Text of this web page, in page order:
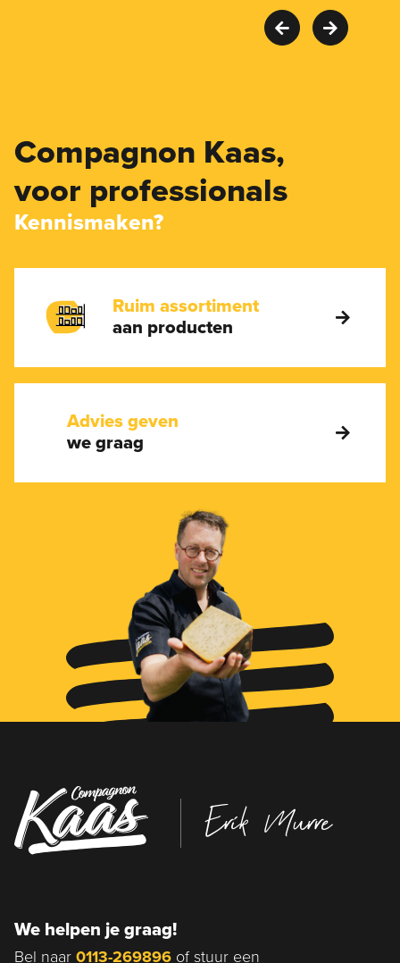
Compagnon Kaas,
voor professionals
Kennismaken?
Ruim assortiment
aan producten
Advies geven
we graag
Erik Murre
We helpen je graag!
Bel naar 0113-269896 of stuur een